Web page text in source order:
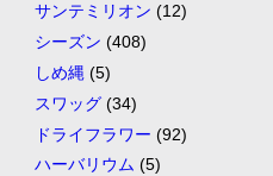
サンテミリオン (12)
シーズン (408)
しめ縄 (5)
スワッグ(34)
ドライフラワー (92)
ハーバリウム (5)